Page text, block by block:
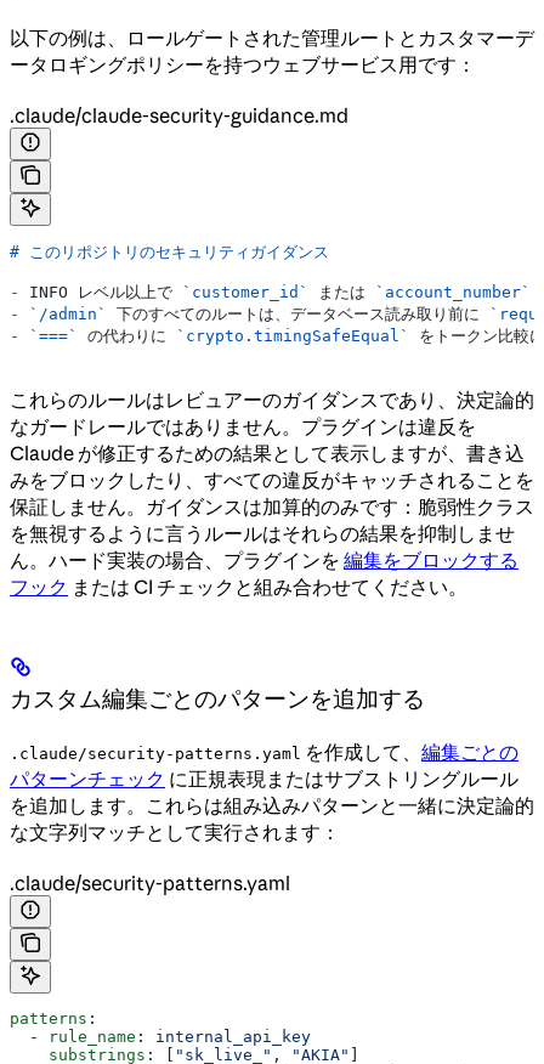
以下の例は、ロールゲートされた管理ルートとカスタマーデ
ータロギングポリシーを持つウェブサービス用です：
.claude/claude-security-guidance.md
# このリポジトリのセキュリティガイダンス
- INFO レベル以上で `customer_id` または `account_number`
-
`/admin` 下のすべてのルートは、データベース読み取り前に
-
`===` の代わりに `crypto.timingSafeEqual` をトークン比較
これらのルールはレビュアーのガイダンスであり、決定論的
なガードレールではありません。プラグインは違反を
Claude が修正するための結果として表示しますが、書き込
みをブロックしたり、すべての違反がキャッチされることを
保証しません。ガイダンスは加算的のみです：脆弱性クラス
を無視するように言うルールはそれらの結果を抑制しませ
ん。ハード実装の場合、プラグインを 編集をブロックする
フック または CI チェックと組み合わせてください。
カスタム編集ごとのパターンを追加する
.claude/security-patterns.yaml を作成して、 編集ごとの
パターンチェック に正規表現またはサブストリングルール
を追加します。これらは組み込みパターンと一緒に決定論的
な文字列マッチとして実行されます：
.claude/security-patterns.yaml
patterns :
  -
rule_name : internal_api_key
    substrings
: [ "sk_live_" , "AKIA"